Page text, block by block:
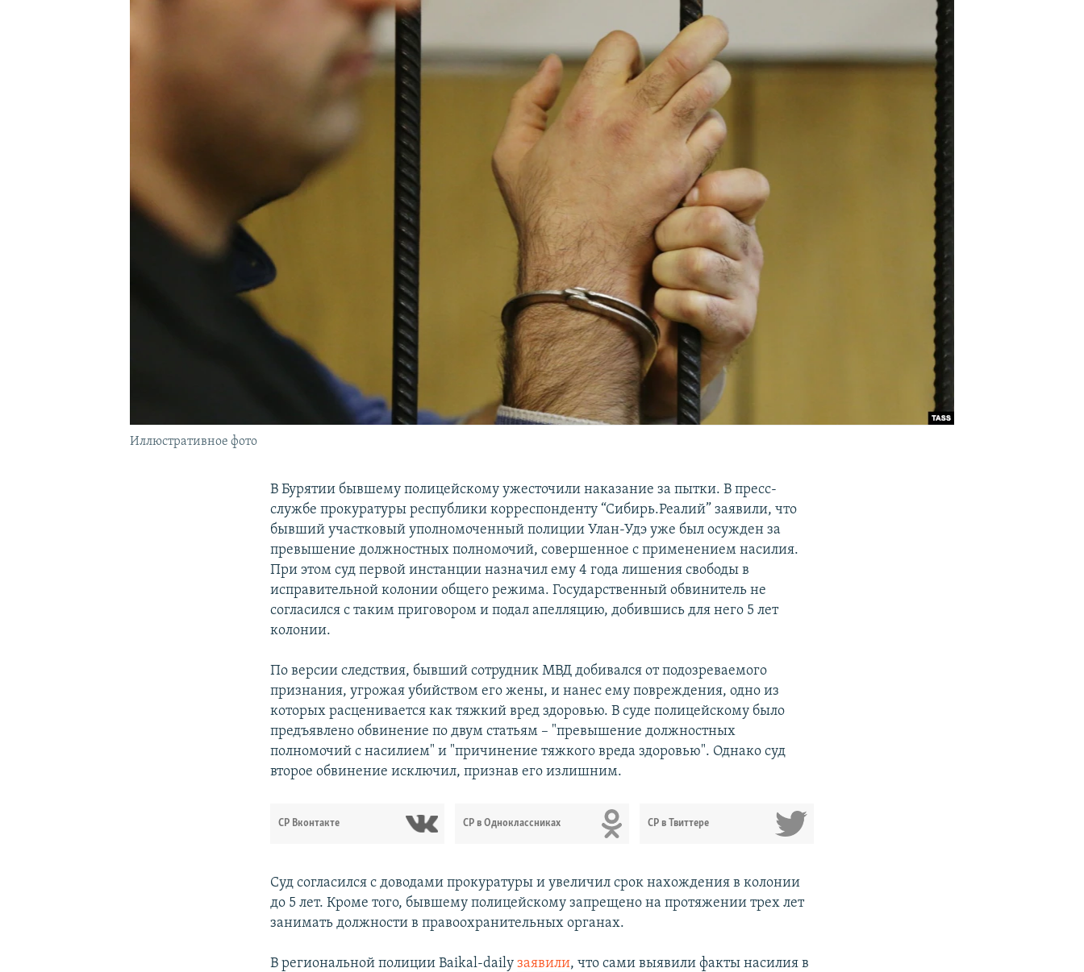
Иллюстративное фото
В Бурятии бывшему полицейскому ужесточили наказание за пытки. В пресс-
службе прокуратуры республики корреспонденту “Сибирь.Реалий” заявили, что
бывший участковый уполномоченный полиции Улан-Удэ уже был осужден за
превышение должностных полномочий, совершенное с применением насилия.
При этом суд первой инстанции назначил ему 4 года лишения свободы в
исправительной колонии общего режима. Государственный обвинитель не
согласился с таким приговором и подал апелляцию, добившись для него 5 лет
колонии.
По версии следствия, бывший сотрудник МВД добивался от подозреваемого
признания, угрожая убийством его жены, и нанес ему повреждения, одно из
которых расценивается как тяжкий вред здоровью. В суде полицейскому было
предъявлено обвинение по двум статьям – "превышение должностных
полномочий с насилием" и "причинение тяжкого вреда здоровью". Однако суд
второе обвинение исключил, признав его излишним.
СР Вконтакте СР в Одноклассниках СР в Твиттере
Суд согласился с доводами прокуратуры и увеличил срок нахождения в колонии
до 5 лет. Кроме того, бывшему полицейскому запрещено на протяжении трех лет
занимать должности в правоохранительных органах.
В региональной полиции Baikal-dailyзаявили, что сами выявили факты насилия в